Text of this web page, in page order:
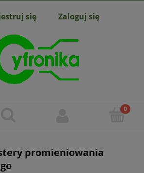
się Zaloguj się
promieniowania